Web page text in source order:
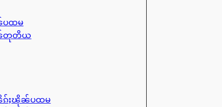
ပထမ
ၼ်တုတိယ
ၼိၵ်ႈၽိုၼ်ပထမ